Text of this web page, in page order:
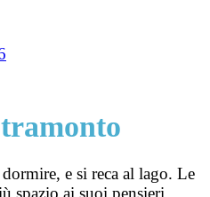
e si reca al lago. Le
spazio ai suoi pensieri